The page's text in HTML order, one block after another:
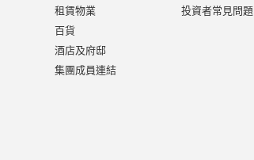
租賃物業
百貨
酒店及府邸
集團成員連結
投資者常見問題